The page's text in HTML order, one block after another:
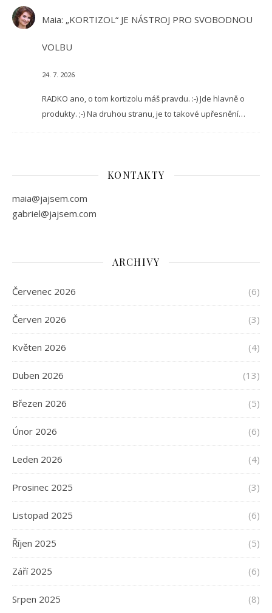
Maia: „KORTIZOL“ JE NÁSTROJ PRO SVOBODNOU
VOLBU
24. 7. 2026
RADKO ano, o tom kortizolu máš pravdu. :-) Jde hlavně o
produkty. ;-) Na druhou stranu, je to takové upřesnění…
KONTAKTY
maia@jajsem.com
gabriel@jajsem.com
ARCHIVY
Červenec 2026 (6)
Červen 2026 (3)
Květen 2026 (4)
Duben 2026 (13)
Březen 2026 (5)
Únor 2026 (6)
Leden 2026 (4)
Prosinec 2025 (3)
Listopad 2025 (6)
Říjen 2025 (5)
Září 2025 (6)
Srpen 2025 (8)